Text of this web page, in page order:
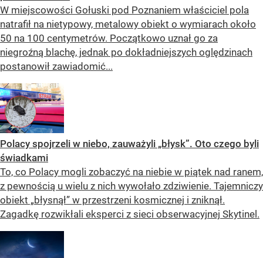
W miejscowości Gołuski pod Poznaniem właściciel pola
natrafił na nietypowy, metalowy obiekt o wymiarach około
50 na 100 centymetrów. Początkowo uznał go za
niegroźną blachę, jednak po dokładniejszych oględzinach
postanowił zawiadomić...
Polacy spojrzeli w niebo, zauważyli „błysk”. Oto czego byli
świadkami
To, co Polacy mogli zobaczyć na niebie w piątek nad ranem,
z pewnością u wielu z nich wywołało zdziwienie. Tajemniczy
obiekt „błysnął” w przestrzeni kosmicznej i zniknął.
Zagadkę rozwikłali eksperci z sieci obserwacyjnej Skytinel.